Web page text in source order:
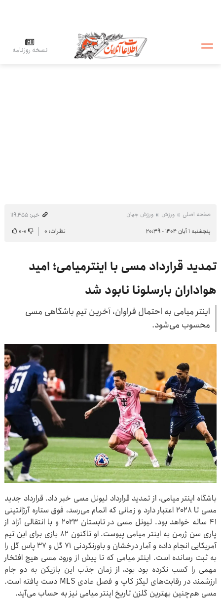
نسخه روزنامه
صفحه اصلی ورزش ورزش جهان
خبر: ۱۱۹٬۴۵۵
پنجشنبه ۱ آبان ۱۴۰۴ - ۲۰:۳۹
نظرات: ۰ ۰-۰
تمدید قرارداد مسی با اینترمیامی؛ امید
هواداران بارسلونا نابود شد
اینتر میامی به احتمال فراوان، آخرین تیم باشگاهی مسی
محسوب می‌شود.
باشگاه اینتر میامی، از تمدید قرارداد لیونل مسی خبر داد. قرارداد جدید
مسی تا ۲۰۲۸ اعتبار دارد و زمانی که اتمام می‌رسد، فوق ستاره آرژانتینی
۴۱ ساله خواهد بود. لیونل مسی در تابستان ۲۰۲۳ و با انتقالی آزاد از
پاری سن ژرمن به اینتر میامی پیوست. او تاکنون ۸۲ بازی برای این تیم
آمریکایی انجام داده و آمار درخشان و باورنکردنی ۷۱ گل و ۳۷ پاس گل را
به ثبت رسانده است. اینتر میامی که تا پیش از ورود مسی هیچ افتخار
مهمی را کسب نکرده بود بود، از زمان جذب این بازیکن به دو جام
ارزشمند در رقابت‌های لیگز کاپ و فصل عادی MLS دست یافته است.
مسی هم‌چنین بهترین گلزن تاریخ اینتر میامی نیز به حساب می‌آید.